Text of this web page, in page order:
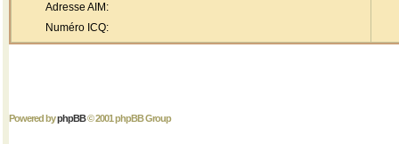
Adresse AIM:
Numéro ICQ:
Powered byphpBB© 2001 phpBB Group